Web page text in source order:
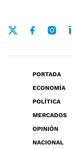
PORTADA
ECONOMÍA
POLÍTICA
MERCADOS
OPINIÓN
NACIONAL